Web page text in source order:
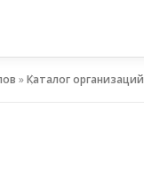
»Каталог организаций